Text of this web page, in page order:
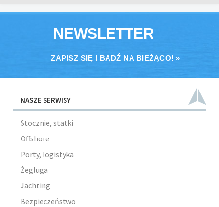
NEWSLETTER
ZAPISZ SIĘ I BĄDŹ NA BIEŻĄCO! »
NASZE SERWISY
Stocznie, statki
Offshore
Porty, logistyka
Żegluga
Jachting
Bezpieczeństwo